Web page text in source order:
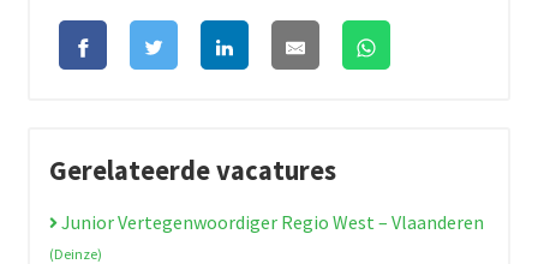
Gerelateerde vacatures
Junior Vertegenwoordiger Regio West – Vlaanderen
(Deinze)